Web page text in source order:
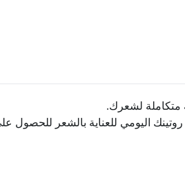
متكاملة لشعرك.
روتينك اليومي للعناية بالشعر